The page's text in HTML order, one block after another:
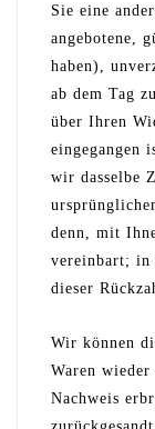
Sie eine
angebotene,
haben),
ab dem Tag
über Ihren
eingegangen
wir dasselbe
denn, mit
vereinbart; in
dieser
Wir können
Waren
Nachweis